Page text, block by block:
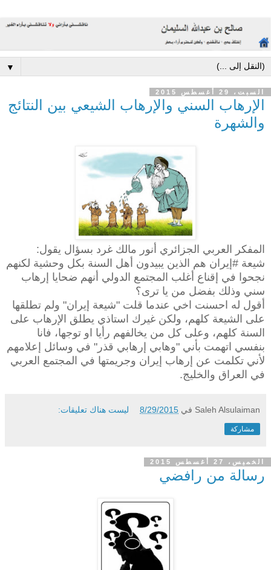
▼
السبت، 29 أغسطس 2015
الإرهاب السني والإرهاب الشيعي بين النتائج
والشهرة
المفكر العربي الجزائري أنور مالك غرد بسؤال يقول:
شيعة #إيران هم الذين يبيدون أهل السنة بكل وحشية لكنهم
نجحوا في إقناع أغلب المجتمع الدولي أنهم ضحايا إرهاب
سني وذلك بفضل من يا ترى؟
أقول له احسنت اخي عندما قلت "شيعة إيران" ولم تطلقها
على الشيعة كلهم، ولكن غيرك استاذي يطلق الإرهاب على
السنة كلهم، وعلى كل من يخالفهم رأيا او توجها، فانا
بنفسي اتهمت بأني "وهابي إرهابي قذر" في وسائل إعلامهم
لأني تكلمت عن إرهاب إيران وجريمتها في المجتمع العربي
في العراق والخليج.
Saleh Alsulaiman في 8/29/2015 ليست هناك تعليقات:
مشاركة
الخميس، 27 أغسطس 2015
رسالة من رافضي